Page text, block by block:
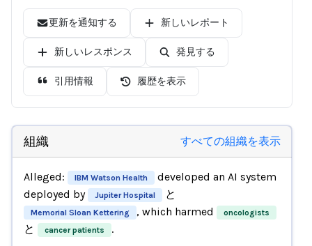
更新を通知する 新しいレポート
新しいレスポンス 発見する
引用情報 履歴を表示
組織 すべての組織を表示
Alleged: IBM Watson Health
developed an AI system
deployed by
Jupiter Hospital と
Memorial Sloan Kettering , which harmed oncologists
と cancer patients .